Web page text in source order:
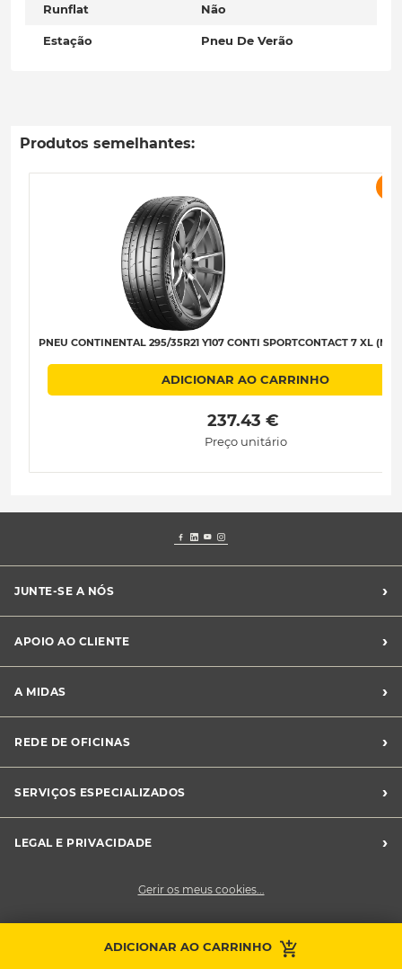
ADICIONAR AO CARRINHO
Runflat Não
Estação Pneu De Verão
Produtos semelhantes:
PNEU CONTINENTAL 295/35R21 Y107 CONTI SPORTCONTACT 7 XL
ADICIONAR AO CARRINHO
237.43 €
Preço unitário
JUNTE-SE A NÓS ›
Franchising Midas
APOIO AO CLIENTE ›
Livro de Reclamações
Canal de Denúncias
Perguntas Frequentes
A MIDAS ›
Sustentabilidade
Notícias Midas
REDE DE OFICINAS ›
SERVIÇOS ESPECIALIZADOS
›
LEGAL E PRIVACIDADE
›
Cookies
Gerir os meus cookies...
Faça uma marcação
Contacte a sua
oficina